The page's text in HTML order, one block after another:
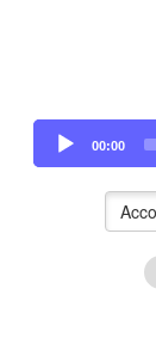
Audio
Player
00:00